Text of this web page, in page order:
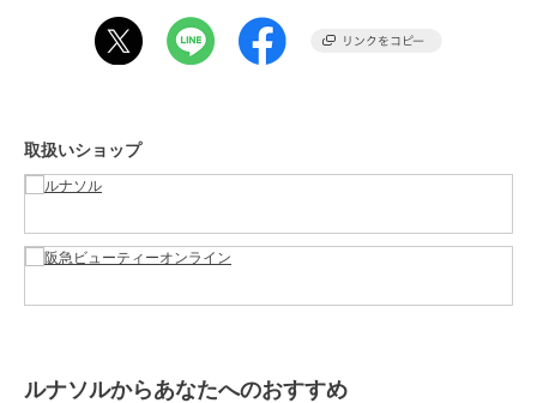
-
取扱いショップ
ルナソルからあなたへのおすすめ